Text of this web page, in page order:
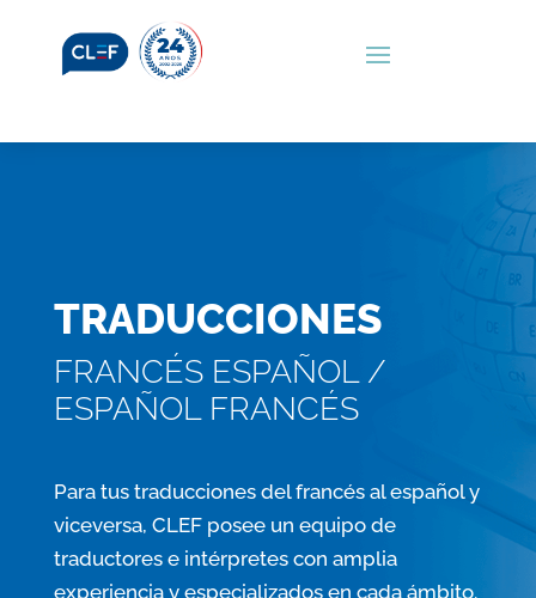
TRADUCCIONES
FRANCÉS ESPAÑOL /
ESPAÑOL FRANCÉS
Para tus traducciones del francés al español y
viceversa, CLEF posee un equipo de
traductores e intérpretes con amplia
experiencia y especializados en cada ámbito.